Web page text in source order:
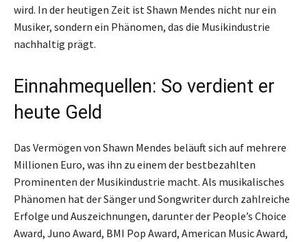
wird. In der heutigen Zeit ist Shawn Mendes nicht nur ein
Musiker, sondern ein Phänomen, das die Musikindustrie
nachhaltig prägt.
Einnahmequellen: So verdient er
heute Geld
Das Vermögen von Shawn Mendes beläuft sich auf mehrere
Millionen Euro, was ihn zu einem der bestbezahlten
Prominenten der Musikindustrie macht. Als musikalisches
Phänomen hat der Sänger und Songwriter durch zahlreiche
Erfolge und Auszeichnungen, darunter der People’s Choice
Award, Juno Award, BMI Pop Award, American Music Award,